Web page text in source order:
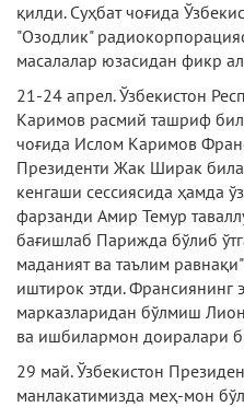
қилди. Суҳбат чоғида
"Озодлик"
масалалар юзасидан фикр
21-24 апрел. Ўзбекистон
Каримов расмий ташриф
чоғида Ислом Каримов
Президенти Жак Ширак
кенгаши сессиясида ҳамда
фарзанди Амир Темур
бағишлаб Парижда бўлиб
маданият ва таълим
иштирок этди. Франсиянинг
марказларидан бўлмиш
ва ишбилармон доиралари
29 май. Ўзбекистон
манлакатимизда меҳ-мон